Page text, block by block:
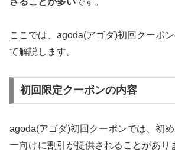
ここでは、agoda(アゴダ)初回クーポ
て解説します。
初回限定クーポンの内容
agoda(アゴダ)初回クーポンでは、初
ー向けに割引が提供されることがあり